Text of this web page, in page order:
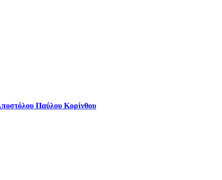
Παύλου Κορίνθου